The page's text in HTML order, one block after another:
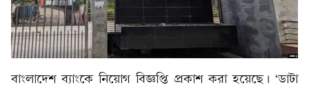
বাংলাদেশ ব্যাংকে নিয়োগ বিজ্ঞপ্তি প্রকাশ করা হয়েছে। ‘ডাটা